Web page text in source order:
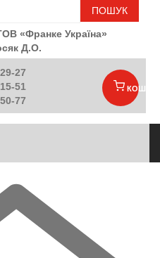
ПОШУК
«Франке Україна»
Д.О.
27
51
77
КОШИК